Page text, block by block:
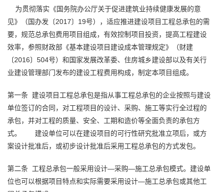
为贯彻落实《国务院办公厅关于促进建筑业持续健康发展的意
见》（国办发〔2017〕19号），适应推进建设项目工程总承包的需
要，规范总承包费用项目组成，有效控制项目投资，提高工程建设
效率，参照财政部《基本建设项目建设成本管理规定》（财建
〔2016〕504号）和国家发展改革委、住房城乡建设部以及有关行
业建设管理部门发布的建设工程费用构成，制定本项目组成。
第一条 建设项目工程总承包是指从事工程总承包的企业按照与建设
单位签订的合同，对工程项目的设计、采购、施工等实行全过程的
承包，并对工程的质量、安全、工期和造价等全面负责的承包方
式。
建设单位可以在建设项目的可行性研究批准立项后，或方
案设计批准后，或初步设计批准后采用工程总承包的方式发包。
第二条 工程总承包一般采用设计—采购—施工总承包模式。建设单
位也可以根据项目特点和实际需要采用设计—施工总承包或其他工